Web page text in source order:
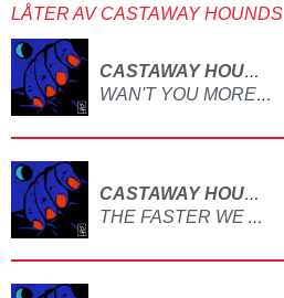
LÅTER AV CASTAWAY HOUNDS
CASTAWAY HOUNDS
WAN'T YOU MORE THAN YOU'D THINK
CASTAWAY HOUNDS
THE FASTER WE ARE SPINNING, THE MORE FUN IT GETS